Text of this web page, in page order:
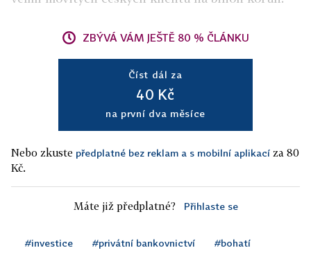
ZBÝVÁ VÁM JEŠTĚ 80 % ČLÁNKU
Číst dál za
40 Kč
na první dva měsíce
Nebo zkuste předplatné bez reklam a s mobilní aplikací za 80
Kč.
Máte již předplatné? Přihlaste se
#investice #privátní bankovnictví #bohatí